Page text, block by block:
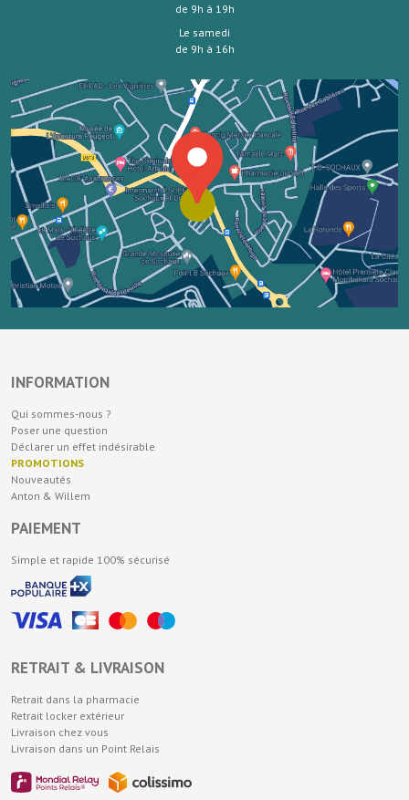
de 9h à 19h
Le samedi
de 9h à 16h
INFORMATION
Qui sommes-nous ?
Poser une question
Déclarer un effet indésirable
PROMOTIONS
Nouveautés
Anton & Willem
PAIEMENT
Simple et rapide 100% sécurisé
RETRAIT & LIVRAISON
Retrait dans la pharmacie
Retrait locker extérieur
Livraison chez vous
Livraison dans un Point Relais